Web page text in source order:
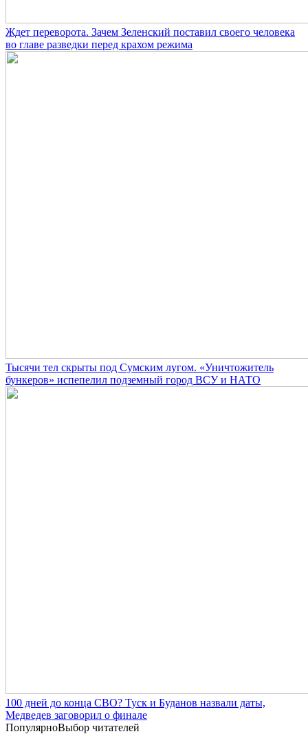
Ждет переворота. Зачем Зеленский поставил своего человека
во главе разведки перед крахом режима
Тысячи тел скрыты под Сумским лугом. «Уничтожитель
бункеров» испепелил подземный город ВСУ и НАТО
100 дней до конца СВО? Туск и Буданов назвали даты,
Медведев заговорил о финале
ПопулярноВыбор читателей